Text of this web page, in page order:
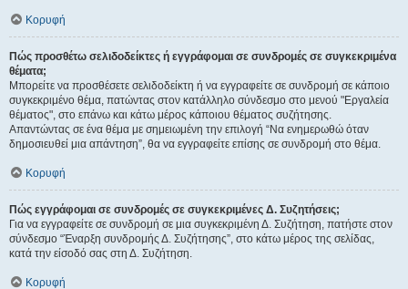
Κορυφή
Πώς προσθέτω σελιδοδείκτες ή εγγράφομαι σε συνδρομές σε συγκεκριμένα
θέματα;
Μπορείτε να προσθέσετε σελιδοδείκτη ή να εγγραφείτε σε συνδρομή σε κάποιο
συγκεκριμένο θέμα, πατώντας στον κατάλληλο σύνδεσμο στο μενού "Εργαλεία
θέματος", στο επάνω και κάτω μέρος κάποιου θέματος συζήτησης.
Απαντώντας σε ένα θέμα με σημειωμένη την επιλογή “Να ενημερωθώ όταν
δημοσιευθεί μια απάντηση”, θα να εγγραφείτε επίσης σε συνδρομή στο θέμα.
Κορυφή
Πώς εγγράφομαι σε συνδρομές σε συγκεκριμένες Δ. Συζητήσεις;
Για να εγγραφείτε σε συνδρομή σε μια συγκεκριμένη Δ. Συζήτηση, πατήστε στον
σύνδεσμο “Έναρξη συνδρομής Δ. Συζήτησης”, στο κάτω μέρος της σελίδας,
κατά την είσοδό σας στη Δ. Συζήτηση.
Κορυφή